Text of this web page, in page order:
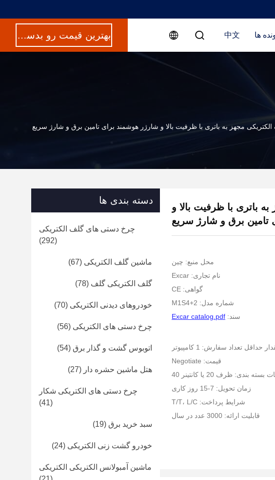
ها 中文 بهترین قیمت رو بدست بیار
مجهز به باتری با ظرفیت بالا و شارژر هوشمند برای تامین برق و شارژ سریع
باتری با ظرفیت بالا و
تامین برق و شارژ سریع
محل منبع: چین
نام تجاری: Excar
گواهی: CE
شماره مدل: M1S4+2
سند: Excar catalog.pdf
حداقل تعداد سفارش: 1 کامپیوتر
قیمت: Negotiate
بسته بندی: ظرف 20 یا کانتینر 40
زمان تحویل: 7-15 روز کاری
شرایط پرداخت: T/T، L/C
قابلیت ارائه: 3000 عدد در سال
دسته بندی ها
چرخ دستی های گلف الکتریکی
(292)
ماشین گلف الکتریکی (67)
گلف الکتریکی گلف (78)
خودروهای دیدنی الکتریکی (70)
چرخ دستی های الکتریکی (56)
اتوبوس گشت و گذار برق (54)
هتل ماشین حشره دار (27)
چرخ دستی های الکتریکی شکار
(41)
سبد خرید برق (19)
خودرو گشت زنی الکتریکی (24)
ماشین آمبولانس الکتریکی الکتریکی